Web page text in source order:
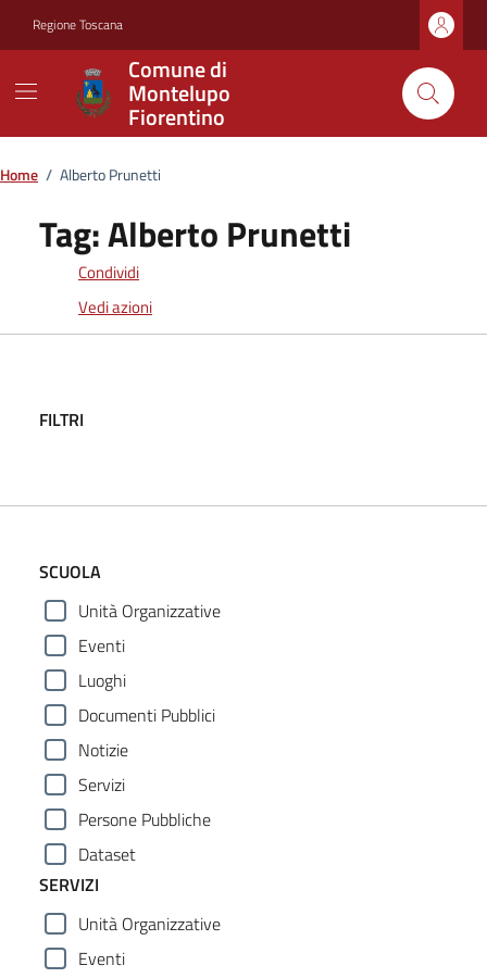
Regione Toscana
Comune di
Montelupo
Fiorentino
Home / Alberto Prunetti
Tag:Alberto Prunetti
Condividi
Vedi azioni
FILTRI
SCUOLA
Unità Organizzative
Eventi
Luoghi
Documenti Pubblici
Notizie
Servizi
Persone Pubbliche
Dataset
SERVIZI
Unità Organizzative
Eventi